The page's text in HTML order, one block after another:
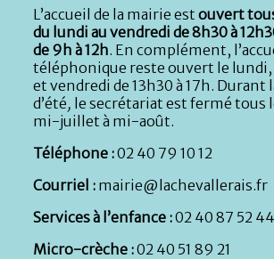
L’accueil de la mairie estouvert
du lundi au vendredi de 8h30 à
de 9h à 12h. En complément,
téléphonique reste ouvert le lundi,
et vendredi de 13h30 à 17h. Durant
d’été, le secrétariat est fermé tous
mi-juillet à mi-août.
Téléphone :02 40 79 10 12
Courriel : mairie@lachevallerais.fr
Services à l’enfance :02 40 87 52 44
Micro-crèche :02 40 51 89 21